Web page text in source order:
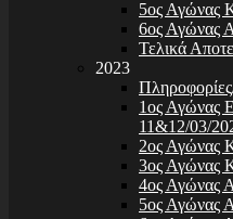
5ος Αγώνας
6ος Αγώνας
Τελικά
2023
1ος Αγώνας
11&12/03/
2ος Αγώνας
3ος Αγώνας
4ος Αγώνας
5ος Αγώνας